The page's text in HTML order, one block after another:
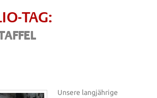
TAG:
Unsere langjährige